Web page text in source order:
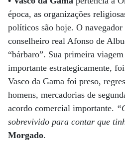
época, as organizações
políticos são hoje. O navegador
conselheiro real Afonso de
“bárbaro”. Sua primeira
importante estrategicamente,
Vasco da Gama foi preso,
homens, mercadorias de
acordo comercial importante.
sobrevivido para contar que
Morgado.